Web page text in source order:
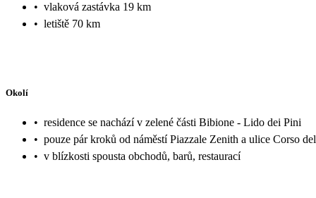
• vlaková zastávka 19 km
• letiště 70 km
Okolí
• residence se nachází v zelené části Bibione - Lido dei Pini
• pouze pár kroků od náměstí Piazzale Zenith a ulice Corso
• v blízkosti spousta obchodů, barů, restaurací